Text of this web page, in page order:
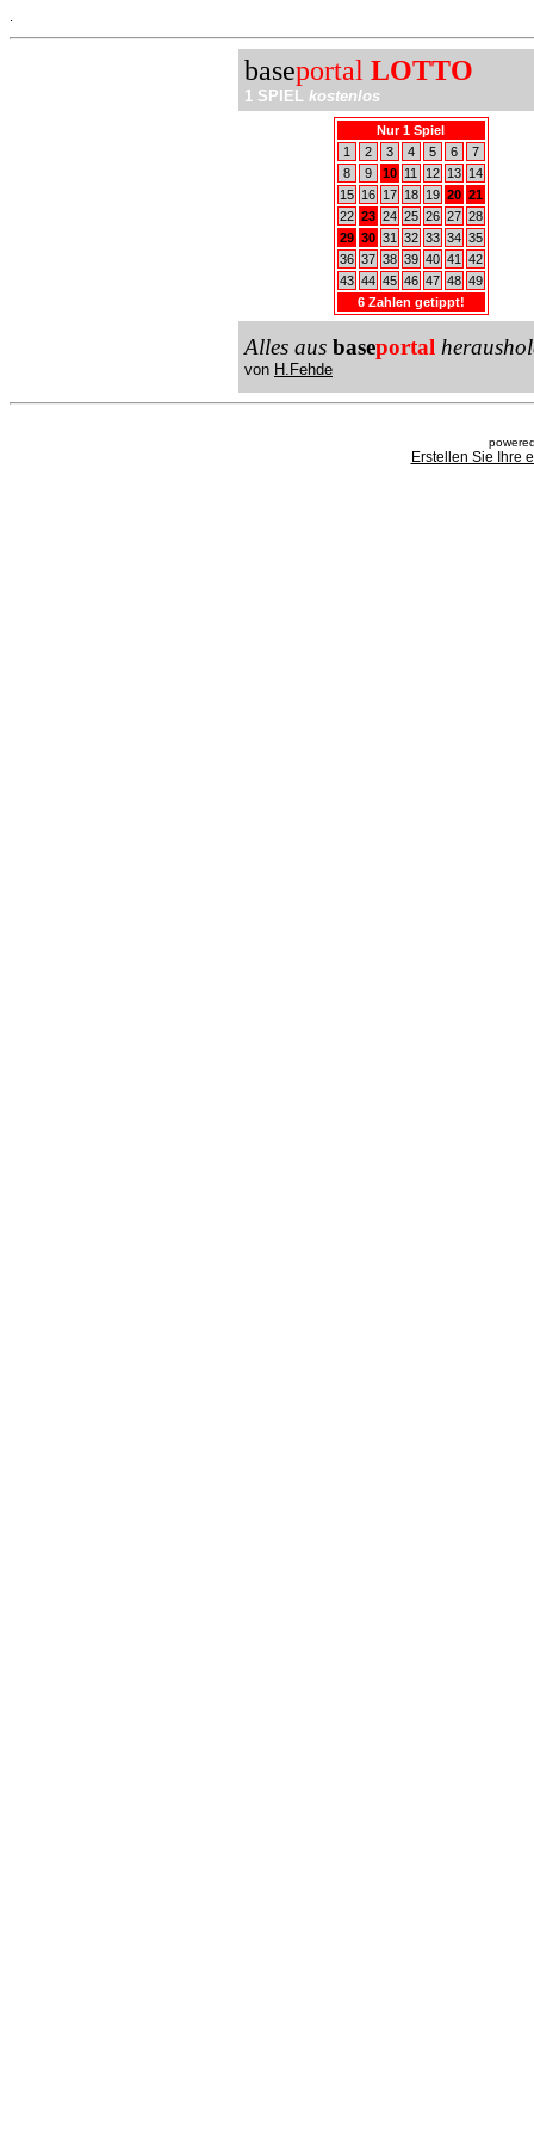
baseportal LOTTO
1 SPIEL kostenlos
Nur 1 Spiel
1
2 3 4 5 6
7
8
9 10 11 12 13
14
15
16 17 18 19 20 21
22 23 24 25 26 27 28
29 30 31 32 33 34 35
36 37 38 39 40 41
42
43 44 45 46 47 48 49
6 Zahlen getippt!
Alles aus baseportal
von H.Fehde
Erstellen Sie Ihre